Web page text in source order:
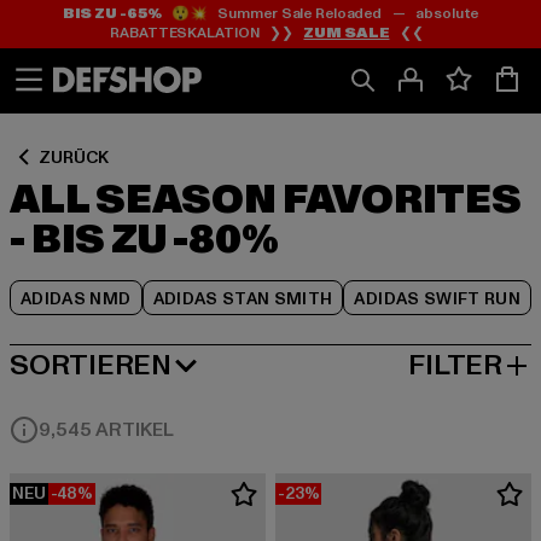
Zum
Inhalt
springen
Zum
Fußzeile
springen
BIS ZU -65%😲💥 Summer Sale Reloaded — absolute
RABATTESKALATION ❯❯ ZUM SALE ❮❮
ZURÜCK
ALL SEASON FAVORITES
- BIS ZU -80%
ADIDAS NMD ADIDAS STAN SMITH ADIDAS SWIFT RUN
Zum
Produktraster
springen
SORTIEREN
NEUESTE FILTER
9,545 ARTIKEL
NEU -48% -23%